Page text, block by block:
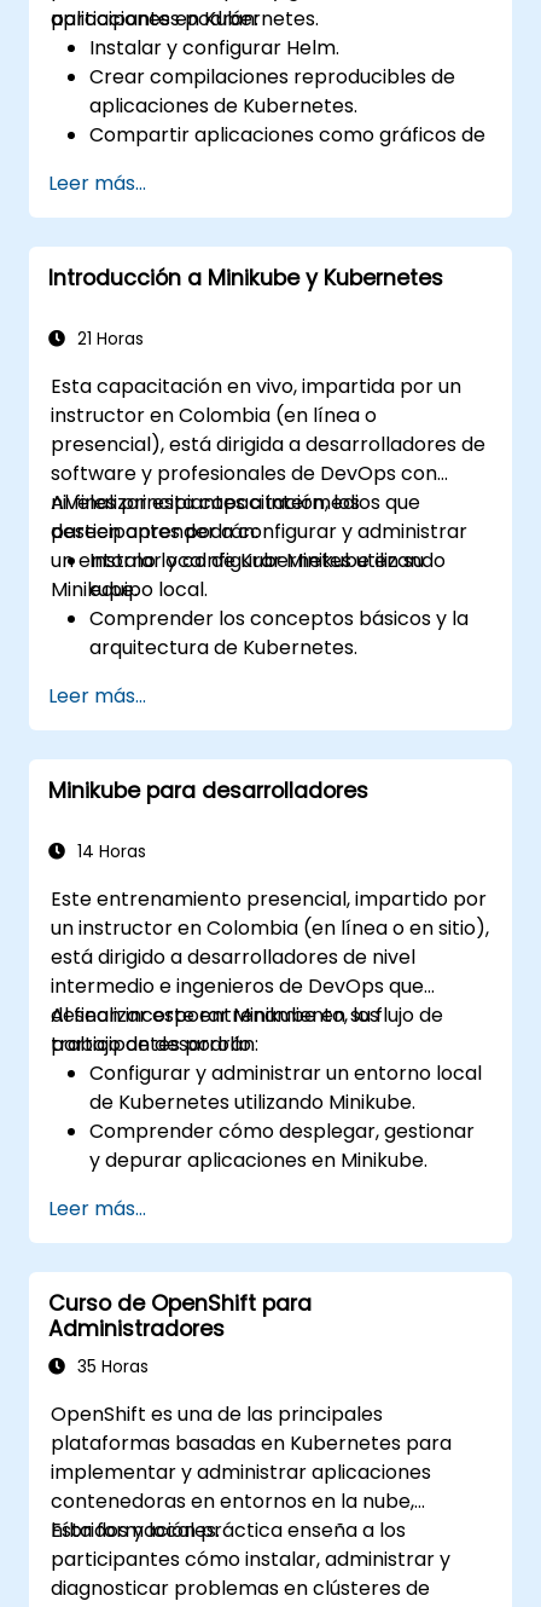
aplicaciones en Kubernetes.
participantes podrán:
Instalar y configurar Helm.
Crear compilaciones reproducibles de
aplicaciones de Kubernetes.
Compartir aplicaciones como gráficos de
Ejecutar aplicaciones de terceros
guardadas como gráficos de Helm.
Gestionar las versiones de los paquetes
de Helm.
Leer más...
Introducción a Minikube y Kubernetes
21 Horas
Esta capacitación en vivo, impartida por un
instructor en Colombia (en línea o
presencial), está dirigida a desarrolladores de
software y profesionales de DevOps con
niveles principiantes a intermedios que
deseen aprender a configurar y administrar
un entorno local de Kubernetes utilizando
Minikube.
Al finalizar esta capacitación, los
participantes podrán:
Instalar y configurar Minikube en su
equipo local.
Comprender los conceptos básicos y la
arquitectura de Kubernetes.
mediante kubectl y el panel de control de
Minikube.
Configurar soluciones de
almacenamiento persistente y redes
Aprovechar Minikube para desarrollar,
Leer más...
Minikube para desarrolladores
14 Horas
Este entrenamiento presencial, impartido por
un instructor en Colombia (en línea o en sitio),
está dirigido a desarrolladores de nivel
intermedio e ingenieros de DevOps que
desean incorporar Minikube en su flujo de
trabajo de desarrollo.
Al finalizar este entrenamiento, los
participantes podrán:
Configurar y administrar un entorno local
de Kubernetes utilizando Minikube.
Comprender cómo desplegar, gestionar
y depurar aplicaciones en Minikube.
integración y despliegue continuo.
Optimizar su proceso de desarrollo
aprovechando las funcionalidades
avanzadas de Minikube.
Aplicar las mejores prácticas para el
desarrollo local con Kubernetes.
Leer más...
Curso de OpenShift para
Administradores
35 Horas
OpenShift es una de las principales
plataformas basadas en Kubernetes para
implementar y administrar aplicaciones
contenedoras en entornos en la nube,
híbridos y locales.
Esta formación práctica enseña a los
participantes cómo instalar, administrar y
diagnosticar problemas en clústeres de